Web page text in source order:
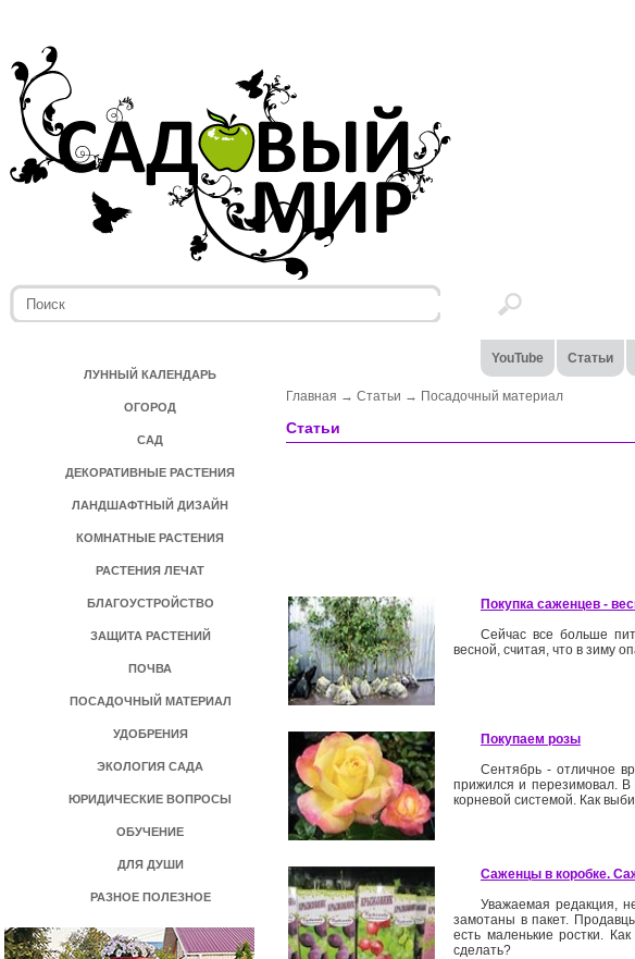
ЛУННЫЙ КАЛЕНДАРЬ
ОГОРОД
САД
ДЕКОРАТИВНЫЕ РАСТЕНИЯ
ЛАНДШАФТНЫЙ ДИЗАЙН
КОМНАТНЫЕ РАСТЕНИЯ
РАСТЕНИЯ ЛЕЧАТ
БЛАГОУСТРОЙСТВО
ЗАЩИТА РАСТЕНИЙ
ПОЧВА
ПОСАДОЧНЫЙ МАТЕРИАЛ
УДОБРЕНИЯ
ЭКОЛОГИЯ САДА
ЮРИДИЧЕСКИЕ ВОПРОСЫ
ОБУЧЕНИЕ
ДЛЯ ДУШИ
РАЗНОЕ ПОЛЕЗНОЕ
YouTube Статьи
Главная → Статьи → Посадочный материал
Статьи
Покупка саженцев -­
Сейчас все больше
весной, считая, что в зиму
Покупаем розы
Сентябрь - отличное
прижился и перезимовал. В
корневой системой. Как
Саженцы в коробке.
Уважаемая редакция,
замотаны в пакет.
есть маленькие ростки.
сделать?